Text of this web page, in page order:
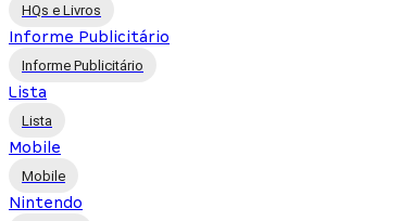
HQs e Livros
Informe Publicitário
Informe Publicitário
Lista
Lista
Mobile
Mobile
Nintendo